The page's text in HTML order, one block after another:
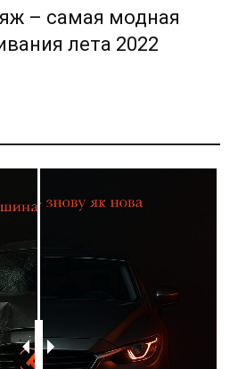
– самая модная
лета 2022